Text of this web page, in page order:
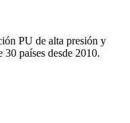
PU de alta presión y
30 países desde 2010.